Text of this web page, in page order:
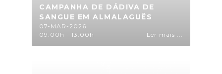
CAMPANHA DE DÁDIVA DE
SANGUE EM ALMALAGUÊS
07-MAR-2026
09:00h - 13:00h
Ler mais ...